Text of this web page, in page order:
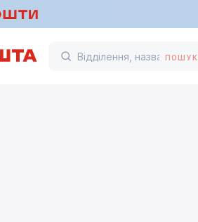
ПОШУК